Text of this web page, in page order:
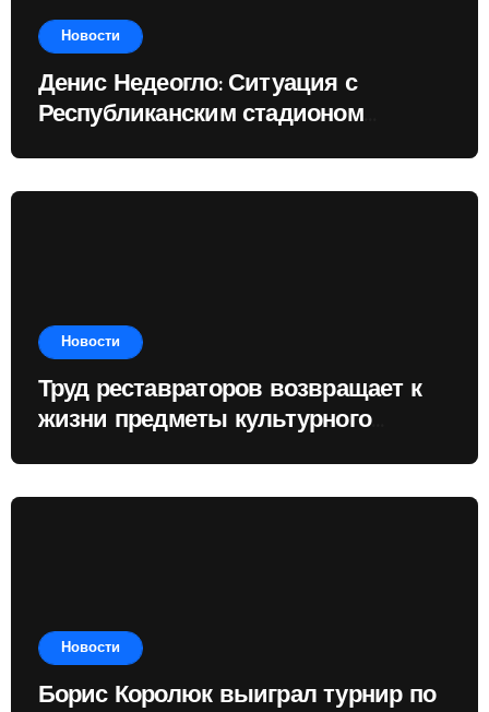
Новости
Денис Недеогло: Ситуация с
Республиканским стадионом
Новости
Труд реставраторов возвращает к
жизни предметы культурного
Новости
Борис Королюк выиграл турнир по